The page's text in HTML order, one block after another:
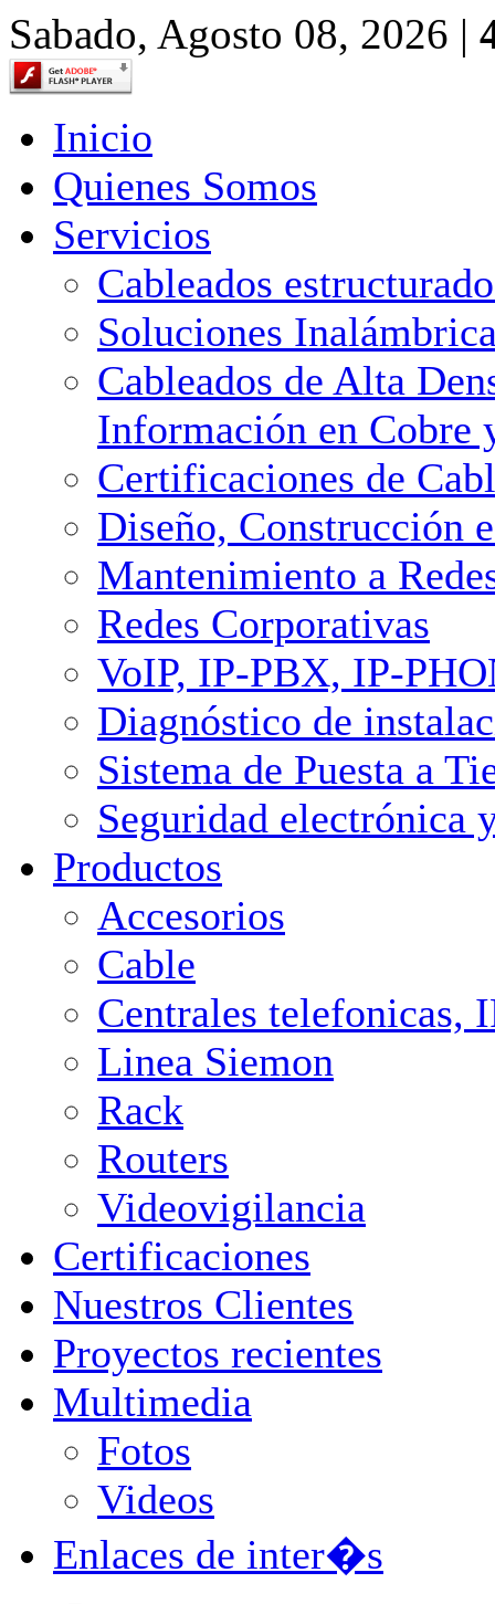
Sabado, Agosto 08, 2026 |
Inicio
Quienes Somos
Servicios
Cableados
Soluciones
Cableados de Alta
Información en Cobre
Certificaciones de
Diseño, Construcción
Mantenimiento a
Redes Corporativas
VoIP, IP-PBX, IP-
Diagnóstico de
Sistema de Puesta a
Seguridad electrónica
Productos
Accesorios
Cable
Centrales telefonicas,
Linea Siemon
Rack
Routers
Videovigilancia
Certificaciones
Nuestros Clientes
Proyectos recientes
Multimedia
Fotos
Videos
Enlaces de inter�s